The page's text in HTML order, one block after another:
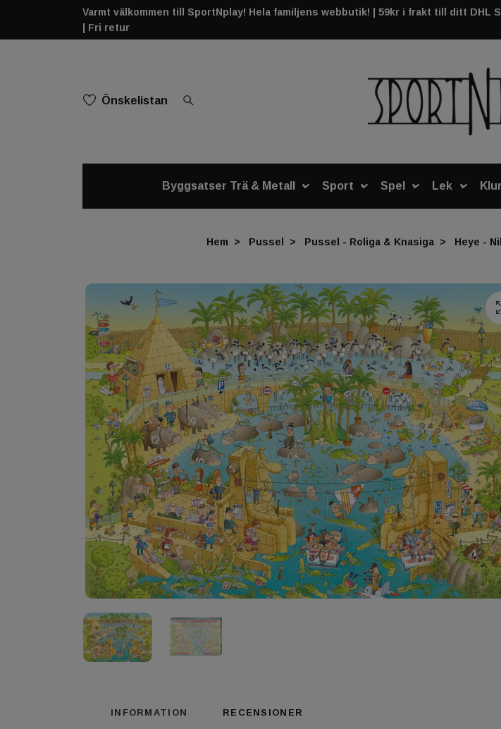
Varmt välkommen till SportNplay! Hela familjens webbutik! | 59kr i frakt till ditt
| Fri retur
Önskelistan
Byggsatser Trä & Metall Sport Spel Lek
Hem Pussel Pussel - Roliga & Knasiga Heye -
INFORMATION RECENSIONER